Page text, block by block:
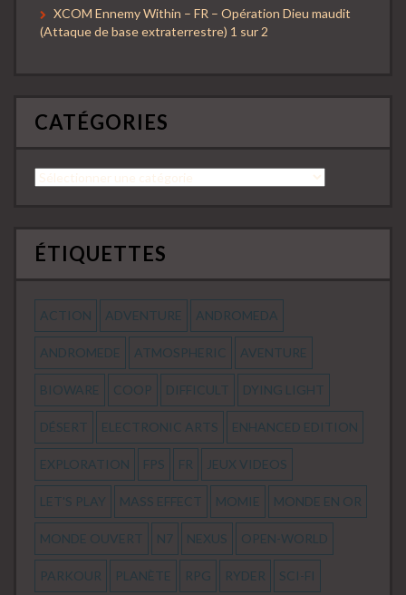
XCOM Ennemy Within – FR – Opération Dieu maudit
(Attaque de base extraterrestre) 1 sur 2
CATÉGORIES
Catégories
ÉTIQUETTES
ACTION ADVENTURE ANDROMEDA
ANDROMEDE ATMOSPHERIC AVENTURE
BIOWARE COOP DIFFICULT DYING LIGHT
DÉSERT ELECTRONIC ARTS ENHANCED EDITION
EXPLORATION FPS FR JEUX VIDEOS
LET'S PLAY MASS EFFECT MOMIE MONDE EN OR
MONDE OUVERT N7 NEXUS OPEN-WORLD
PARKOUR PLANÈTE RPG RYDER SCI-FI